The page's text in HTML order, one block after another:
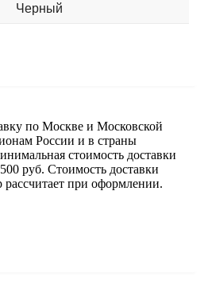
Черный
по Москве и Московской
России и в страны
стоимость доставки
руб. Стоимость доставки
рассчитает при оформлении.